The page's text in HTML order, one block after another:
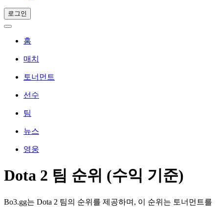
로그인
홈
매치
토너먼트
선수
팀
뉴스
영웅
Dota 2 팀 순위 (수익 기준)
Bo3.gg는 Dota 2 팀의 순위를 제공하며, 이 순위는 토너먼트를